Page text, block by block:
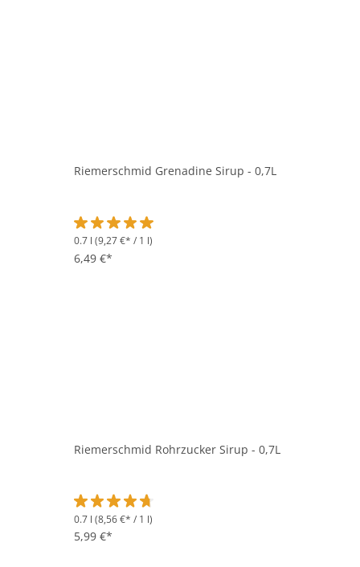
Riemerschmid Grenadine Sirup - 0,7L
Durchschnittliche Bewertung von 5 von 5 Sternen
0.7 l (9,27 €* / 1 l)
6,49 €*
Riemerschmid Rohrzucker Sirup - 0,7L
Durchschnittliche Bewertung von 4.7 von 5 Sternen
0.7 l (8,56 €* / 1 l)
5,99 €*